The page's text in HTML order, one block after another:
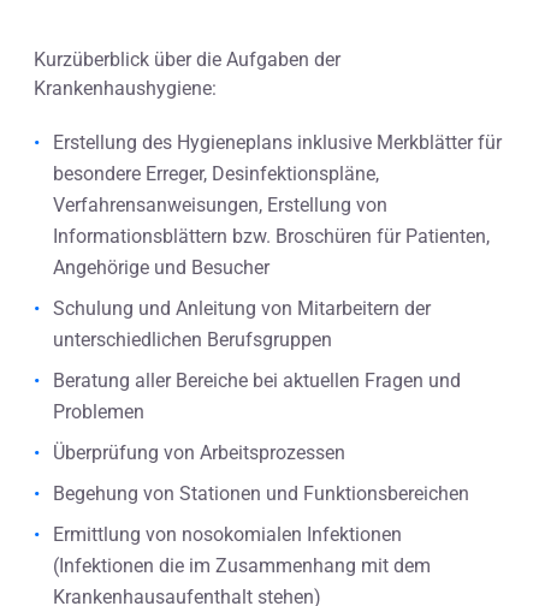
Kurzüberblick über die Aufgaben der
Krankenhaushygiene:
Erstellung des Hygieneplans inklusive Merkblätter für
besondere Erreger, Desinfektionspläne,
Verfahrensanweisungen, Erstellung von
Informationsblättern bzw. Broschüren für Patienten,
Angehörige und Besucher
Schulung und Anleitung von Mitarbeitern der
unterschiedlichen Berufsgruppen
Beratung aller Bereiche bei aktuellen Fragen und
Problemen
Überprüfung von Arbeitsprozessen
Begehung von Stationen und Funktionsbereichen
Ermittlung von nosokomialen Infektionen
(Infektionen die im Zusammenhang mit dem
Krankenhausaufenthalt stehen)